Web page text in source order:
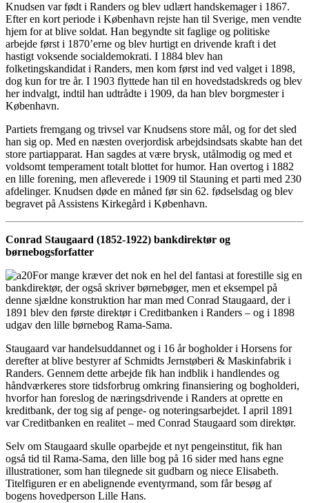
Knudsen var født i Randers og blev udlært handskemager i 1867.
Efter en kort periode i København rejste han til Sverige, men vendte
hjem for at blive soldat. Han begyndte sit faglige og politiske
arbejde først i 1870’erne og blev hurtigt en drivende kraft i det
hastigt voksende socialdemokrati. I 1884 blev han
folketingskandidat i Randers, men kom først ind ved valget i 1898,
dog kun for tre år. I 1903 flyttede han til en hovedstadskreds og blev
her indvalgt, indtil han udtrådte i 1909, da han blev borgmester i
København.
Partiets fremgang og trivsel var Knudsens store mål, og for det sled
han sig op. Med en næsten overjordisk arbejdsindsats skabte han det
store partiapparat. Han sagdes at være brysk, utålmodig og med et
voldsomt temperament totalt blottet for humor. Han overtog i 1882
en lille forening, men afleverede i 1909 til Stauning et parti med 230
afdelinger. Knudsen døde en måned før sin 62. fødselsdag og blev
begravet på Assistens Kirkegård i København.
Conrad Staugaard (1852-1922) bankdirektør og
børnebogsforfatter
For mange kræver det nok en hel del fantasi at forestille sig en
bankdirektør, der også skriver børnebøger, men et eksempel på
denne sjældne konstruktion har man med Conrad Staugaard, der i
1891 blev den første direktør i Creditbanken i Randers – og i 1898
udgav den lille børnebog Rama-Sama.
Staugaard var handelsuddannet og i 16 år bogholder i Horsens for
derefter at blive bestyrer af Schmidts Jernstøberi & Maskinfabrik i
Randers. Gennem dette arbejde fik han indblik i handlendes og
håndværkeres store tidsforbrug omkring finansiering og bogholderi,
hvorfor han foreslog de næringsdrivende i Randers at oprette en
kreditbank, der tog sig af penge- og noteringsarbejdet. I april 1891
var Creditbanken en realitet – med Conrad Staugaard som direktør.
Selv om Staugaard skulle oparbejde et nyt pengeinstitut, fik han
også tid til Rama-Sama, den lille bog på 16 sider med hans egne
illustrationer, som han tilegnede sit gudbarn og niece Elisabeth.
Titelfiguren er en abelignende eventyrmand, som får besøg af
bogens hovedperson Lille Hans.